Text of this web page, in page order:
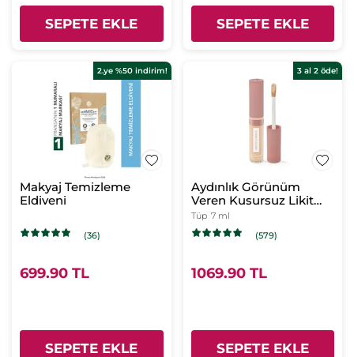
SEPETE EKLE SEPETE EKLE
2.ye %50 indirim!
Makyaj Temizleme
Eldiveni
(36)
699.90 TL
SEPETE EKLE
3 al 2 öde!
Aydınlık Görünüm
Veren Kusursuz Likit
Kapatıcı Pembe 050
Tüp 7 ml
(579)
1069.90 TL
SEPETE EKLE